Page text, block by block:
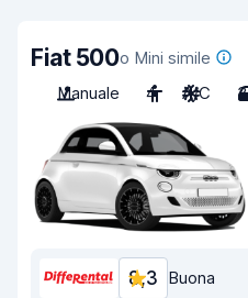
Fiat 500o Mini simile
Manuale
4 A/C 3
8,3 Buona